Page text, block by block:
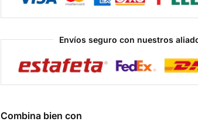
Envíos seguro con nuestros
Combina bien con